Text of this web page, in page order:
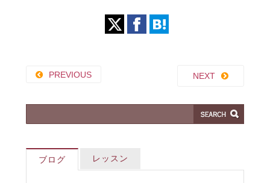
PREVIOUS NEXT
ブログ レッスン